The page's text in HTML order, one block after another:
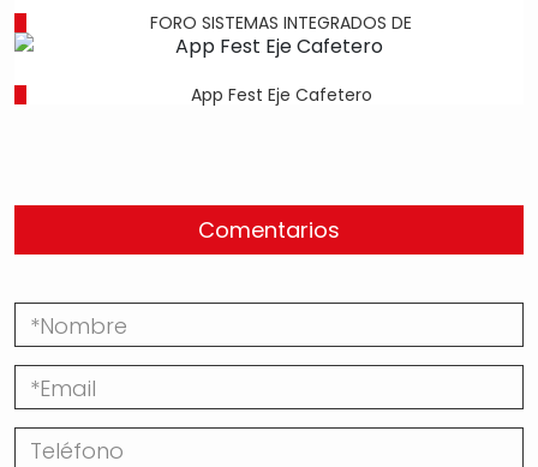
FORO SISTEMAS INTEGRADOS DE
App Fest Eje Cafetero
Comentarios